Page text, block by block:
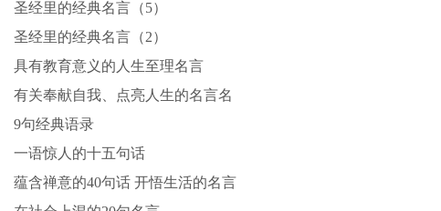
圣经里的经典名言（5）
圣经里的经典名言（2）
具有教育意义的人生至理名言
有关奉献自我、点亮人生的名言名
9句经典语录
一语惊人的十五句话
蕴含禅意的40句话 开悟生活的名言